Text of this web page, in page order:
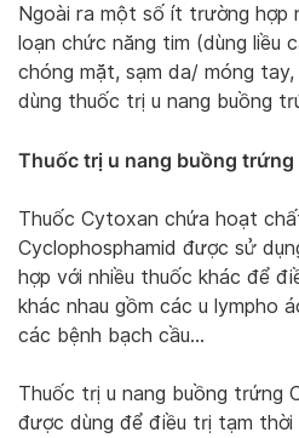
Ngoài ra một số ít trường hợp
loạn chức năng tim (dùng liều
chóng mặt, sạm da/ móng
dùng thuốc trị u nang buồng
Thuốc trị u nang buồng trứng
Thuốc Cytoxan chứa hoạt
Cyclophosphamid được sử
hợp với nhiều thuốc khác để
khác nhau gồm các u lympho
các bệnh bạch cầu…
Thuốc trị u nang buồng trứng
được dùng để điều trị tạm thời